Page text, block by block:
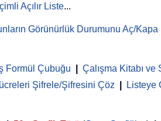
Açılır Liste...
Görünürlük Durumunu Aç/Kapa
Formül Çubuğu
Çalışma Kitabı
Şifrele/Şifresini Çöz
Listeye